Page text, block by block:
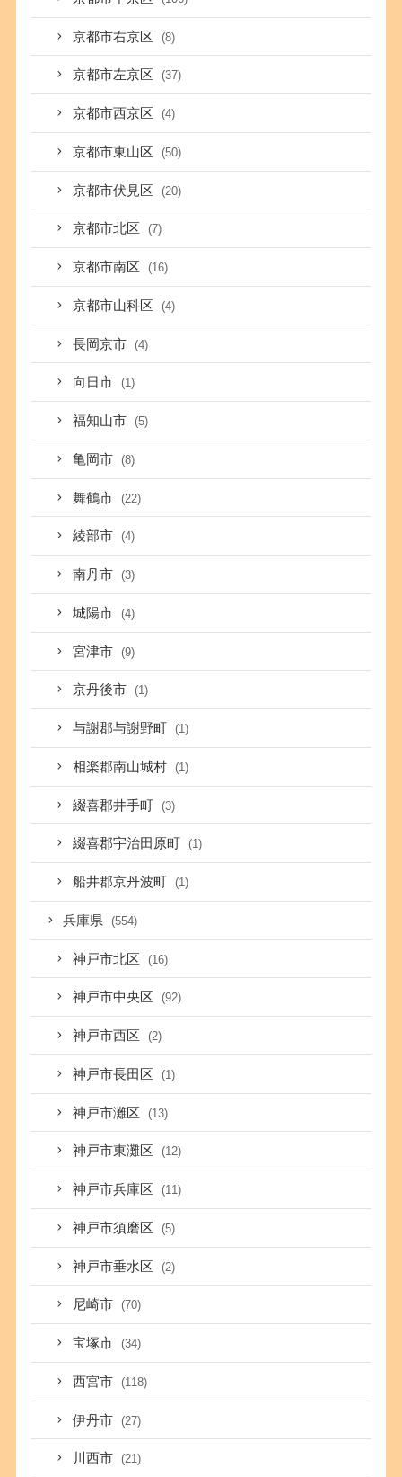
京都市右京区 (8)
京都市左京区 (37)
京都市西京区 (4)
京都市東山区 (50)
京都市伏見区 (20)
京都市北区 (7)
京都市南区 (16)
京都市山科区 (4)
長岡京市 (4)
向日市 (1)
福知山市 (5)
亀岡市 (8)
舞鶴市 (22)
綾部市 (4)
南丹市 (3)
城陽市 (4)
宮津市 (9)
京丹後市 (1)
与謝郡与謝野町 (1)
相楽郡南山城村 (1)
綴喜郡井手町 (3)
綴喜郡宇治田原町 (1)
船井郡京丹波町 (1)
兵庫県 (554)
神戸市北区 (16)
神戸市中央区 (92)
神戸市西区 (2)
神戸市長田区 (1)
神戸市灘区 (13)
神戸市東灘区 (12)
神戸市兵庫区 (11)
神戸市須磨区 (5)
神戸市垂水区 (2)
尼崎市 (70)
宝塚市 (34)
西宮市 (118)
伊丹市 (27)
川西市 (21)